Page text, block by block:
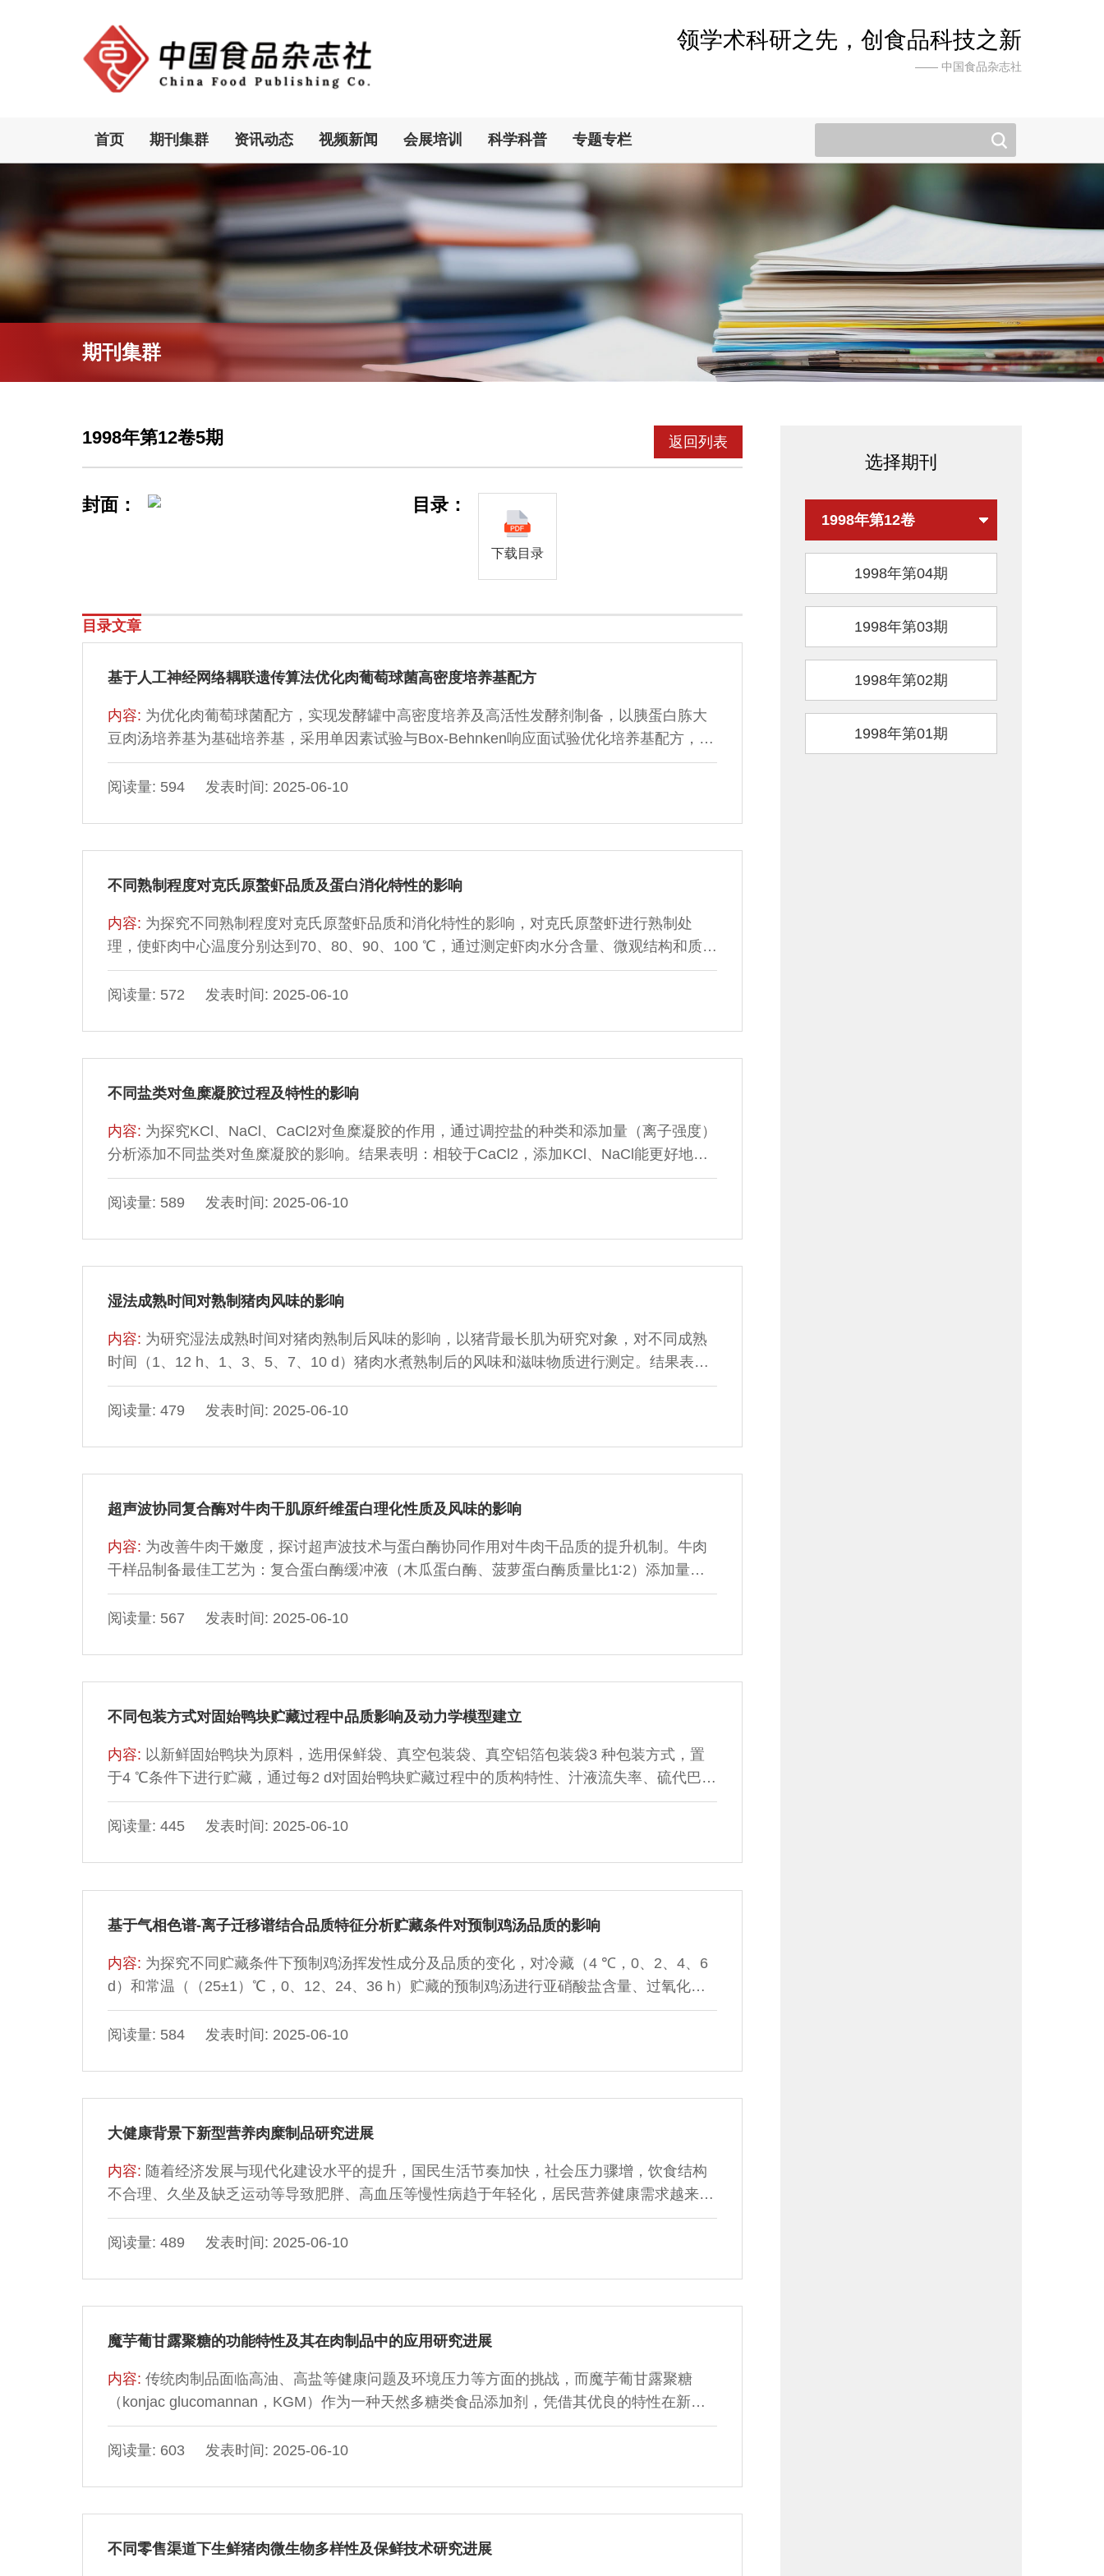
领学术科研之先，创食品科技之新
—— 中国食品杂志社
首页 期刊集群 资讯动态 视频新闻 会展培训 科学科普 专题专栏
期刊集群
1998年第12卷5期 返回列表
封面： 目录：
下载目录
目录文章
基于人工神经网络耦联遗传算法优化肉葡萄球菌高密度培养基配方
内容: 为优化肉葡萄球菌配方，实现发酵罐中高密度培养及高活性发酵剂制备，以胰蛋白胨大
豆肉汤培养基为基础培养基，采用单因素试验与Box-Behnken响应面试验优化培养基配方，并
构建人工神经网络-遗传算法（artificial neural network-genetic algorithm，ANN-GA）模型。
结果表明，氮源是影响肉葡萄球菌活菌数的最重要因素。与响应面优化模型相比，ANN-GA模
g/L、氯化钠5.0 g/L、七水硫酸镁0.2 g/L。在5 L发酵罐水平小试最大活菌数可达1.67×1010
CFU/mL。
阅读量: 594 发表时间: 2025-06-10
不同熟制程度对克氏原螯虾品质及蛋白消化特性的影响
内容: 为探究不同熟制程度对克氏原螯虾品质和消化特性的影响，对克氏原螯虾进行熟制处
理，使虾肉中心温度分别达到70、80、90、100 ℃，通过测定虾肉水分含量、微观结构和质
构特性变化，以及虾肉蛋白羰基含量、巯基含量、表面疏水性、二级结构及蛋白消化率等，筛
选较佳的虾肉熟制程度。结果表明，随着虾肉中心温度的升高，虾肉肌纤维束间隙增大、表面
nmol/mg，巯基含量显著降低（P＜0.05）。蛋白质氧化会诱导蛋白质交联和聚集，蛋白质适
度氧化有利于提高蛋白消化率。虾肉中心温度90 ℃时，蛋白质消化率达到最大值
氧化及消化特性有显著影响，虾肉中心温度90 ℃时，其蛋白氧化程度适中且体外消化效果较
佳，硬度和弹性适宜，能够较大程度维持虾肉品质。
阅读量: 572 发表时间: 2025-06-10
不同盐类对鱼糜凝胶过程及特性的影响
内容: 为探究KCl、NaCl、CaCl2对鱼糜凝胶的作用，通过调控盐的种类和添加量（离子强度）
分析添加不同盐类对鱼糜凝胶的影响。结果表明：相较于CaCl2，添加KCl、NaCl能更好地改
善鱼糜凝胶的性质。随着盐添加量的提高，KCl、NaCl、CaCl2均能提升鱼糜凝胶强度、持水
性和质构特性，但当CaCl2质量分数超过1.89%时，这些性质均有所降低。添加KCl、NaCl、
当NaCl质量分数为3%时，鱼糜凝胶离子键含量最高，而随着盐添加量的提高，KCl组氢键与
离子键含量于质量分数5.09%时达最大值，CaCl2组氢键与离子键含量于质量分数1.27%时达
组鱼糜凝胶中不易流动水相对含量均高于CaCl2组，表明KCl、NaCl组鱼糜凝胶网络保水性更
强。本研究可为食品工业中调整鱼糜凝胶特性及探索盐替代配方提供参考。
阅读量: 589 发表时间: 2025-06-10
湿法成熟时间对熟制猪肉风味的影响
内容: 为研究湿法成熟时间对猪肉熟制后风味的影响，以猪背最长肌为研究对象，对不同成熟
时间（1、12 h、1、3、5、7、10 d）猪肉水煮熟制后的风味和滋味物质进行测定。结果表
明，不同成熟时间的熟制猪肉中共鉴定出38 种挥发性风味物质，总含量呈先增加后降低的趋
势，其中醛类物质于成熟1 d时含量最高，为2 163.50 μg/kg；己醛、庚醛、辛醛、壬醛等醛类
8.35 mg/100 g，甜味和苦味氨基酸含量于成熟12 h时最高。因此，湿法成熟1 d的猪肉熟制后
风味最佳。
阅读量: 479 发表时间: 2025-06-10
超声波协同复合酶对牛肉干肌原纤维蛋白理化性质及风味的影响
内容: 为改善牛肉干嫩度，探讨超声波技术与蛋白酶协同作用对牛肉干品质的提升机制。牛肉
干样品制备最佳工艺为：复合蛋白酶缓冲液（木瓜蛋白酶、菠萝蛋白酶质量比1∶2）添加量为
牛肉质量的0.04%，经600 W、40 kHz超声30 min后，于51 ℃嫩化3.1 h。结果表明，相较于
空白组，超声辅助蛋白酶处理促使牛肉干肌原纤维蛋白溶解度显著提升，肌原纤维小片化指数
谱-质谱联用技术鉴定出45 种挥发性风味物质，包括11 种醇类、5 种醛类、17 种烃类、5 种酮
类、1 种酚类、2 种酯类、1 种酸类、2 种醚类、1 种其他物质，超声波辅助蛋白酶处理有助于
阅读量: 567 发表时间: 2025-06-10
不同包装方式对固始鸭块贮藏过程中品质影响及动力学模型建立
内容: 以新鲜固始鸭块为原料，选用保鲜袋、真空包装袋、真空铝箔包装袋3 种包装方式，置
于4 ℃条件下进行贮藏，通过每2 d对固始鸭块贮藏过程中的质构特性、汁液流失率、硫代巴比
妥酸反应物（thiobarbituric acid reactive substances，TBARS）值、过氧化值、pH值和感官
品质进行测定，探究不同包装方式对固始鸭块在贮藏过程中的影响，并以贮藏过程中TBARS
值和过氧化值分别达到2.56 mg/100 g、38.64 mmol/kg；真空铝箔袋包装组贮藏至12 d时，
TBARS值和过氧化值分别达到0.79 mg/100 g、89.9 mmol/kg，能够有效抑制鸭块脂质氧化速
值建立Gauss动力学模型，3 种模型的决定系数（R2）分别为0.99、0.99、0.88，鸭块经铝箔
袋包装处理后在4 ℃条件下可以贮藏12 d以上。鸭块贮藏中，不同包装材料对鸭块贮藏品质影
响很大，真空铝箔袋包装能更有效地延缓鸭块的品质劣变。
阅读量: 445 发表时间: 2025-06-10
基于气相色谱-离子迁移谱结合品质特征分析贮藏条件对预制鸡汤品质的影响
内容: 为探究不同贮藏条件下预制鸡汤挥发性成分及品质的变化，对冷藏（4 ℃，0、2、4、6
d）和常温（（25±1）℃，0、12、24、36 h）贮藏的预制鸡汤进行亚硝酸盐含量、过氧化
值、脂肪酸含量、氨基酸态氮含量、微生物、感官品质、气味测定，并采用气相色谱-离子迁
移谱（gas chromatography-ion mobility spectrometry，GC-IMS）分析挥发性风味物质。结果
峰值（4.46±0.58）mg/kg，猪肚鸡汤于常温贮藏24 h达到峰值（5.93±0.98）mg/kg、冷藏6d
达到峰值（4.36±0.17）mg/kg，均未超过GB 2760—2014《食品安全国家标准 食品添加剂使
温贮藏的2 种预制鸡汤中鉴定出41 种挥发性成分，其中9 种醇类、6 种酮类、11 种醛类、5 种
酯类、10 种其他成分，聚类分析发现，常温贮藏36 h后鸡汤挥发性成分变化明显。(E)-2-辛
醛、2-甲基丙醇、乙酸丙酯、苯甲醛、(E)-2-戊醛等刺激性气味成分可作为预制鸡汤贮藏期间
腐败变质的标志物。
阅读量: 584 发表时间: 2025-06-10
大健康背景下新型营养肉糜制品研究进展
内容: 随着经济发展与现代化建设水平的提升，国民生活节奏加快，社会压力骤增，饮食结构
不合理、久坐及缺乏运动等导致肥胖、高血压等慢性病趋于年轻化，居民营养健康需求越来越
受到各界的广泛关注，适合现代人群的新型营养健康食品的开发成为研究热点。本文聚焦肉糜
制品，针对不同群体口感、风味、品质、营养等不同需求，从加工工艺（超声处理、高压处
望，以期为新型营养肉制品开发提供理论参考。
阅读量: 489 发表时间: 2025-06-10
魔芋葡甘露聚糖的功能特性及其在肉制品中的应用研究进展
内容: 传统肉制品面临高油、高盐等健康问题及环境压力等方面的挑战，而魔芋葡甘露聚糖
（konjac glucomannan，KGM）作为一种天然多糖类食品添加剂，凭借其优良的特性在新型
肉制品改良加工领域拥有广阔的应用前景。本文以KGM的分子结构为切入点，分析KGM的持
水性、凝胶性、乳化稳定性等功能特性，并基于功能特性探讨其对肉制品的影响及作用机理，
以期为进一步开发KGM的应用潜力及推动肉制品行业可持续发展提供理论基础与启发。
阅读量: 603 发表时间: 2025-06-10
不同零售渠道下生鲜猪肉微生物多样性及保鲜技术研究进展
选择期刊
1998年第12卷
1998年第04期
1998年第03期
1998年第02期
1998年第01期